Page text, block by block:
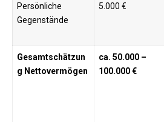
Persönliche
Gegenstände
5.000 €
Gesamtschätzun
g Nettovermögen
ca. 50.000 –
100.000 €